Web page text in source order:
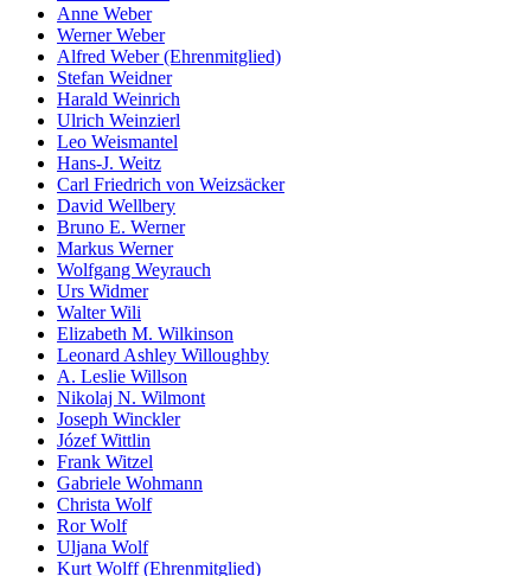
Anne Weber
Werner Weber
Alfred Weber (Ehrenmitglied)
Stefan Weidner
Harald Weinrich
Ulrich Weinzierl
Leo Weismantel
Hans-J. Weitz
Carl Friedrich von Weizsäcker
David Wellbery
Bruno E. Werner
Markus Werner
Wolfgang Weyrauch
Urs Widmer
Walter Wili
Elizabeth M. Wilkinson
Leonard Ashley Willoughby
A. Leslie Willson
Nikolaj N. Wilmont
Joseph Winckler
Józef Wittlin
Frank Witzel
Gabriele Wohmann
Christa Wolf
Ror Wolf
Uljana Wolf
Kurt Wolff (Ehrenmitglied)